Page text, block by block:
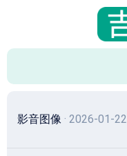
容
影音图像 · 2026-01-22